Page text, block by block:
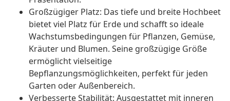
Großzügiger Platz: Das tiefe und breite Hochbeet
bietet viel Platz für Erde und schafft so ideale
Wachstumsbedingungen für Pflanzen, Gemüse,
Kräuter und Blumen. Seine großzügige Größe
ermöglicht vielseitige
Bepflanzungsmöglichkeiten, perfekt für jeden
Garten oder Außenbereich.
Verbesserte Stabilität: Ausgestattet mit inneren